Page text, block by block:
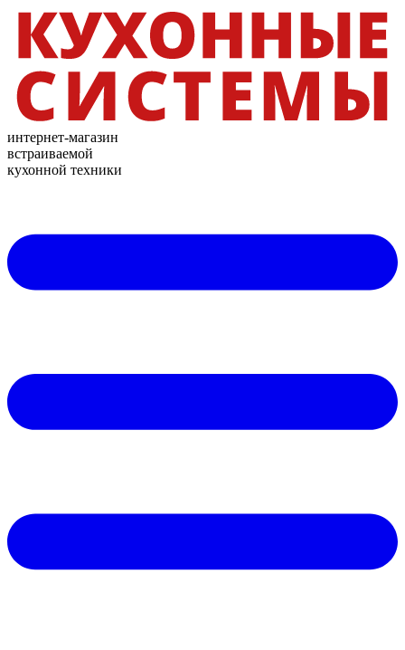
интернет-магазин
встраиваемой
кухонной техники